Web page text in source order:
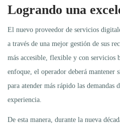
Logrando una
El nuevo proveedor de servicios
a través de una mejor gestión de sus
más accesible, flexible y con servicios
enfoque, el operador deberá mantener
para atender más rápido las demandas
experiencia.
De esta manera, durante la nueva